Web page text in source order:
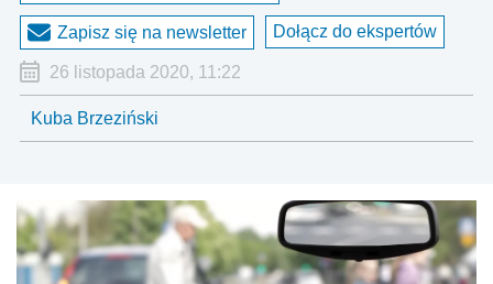
Zapisz się na newsletter Dołącz do ekspertów
26 listopada 2020, 11:22
Kuba Brzeziński